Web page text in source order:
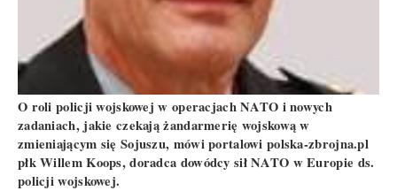
O roli policji wojskowej w operacjach NATO i nowych
zadaniach, jakie czekają żandarmerię wojskową w
zmieniającym się Sojuszu, mówi portalowi polska-zbrojna.pl
płk Willem Koops, doradca dowódcy sił NATO w Europie ds.
policji wojskowej.